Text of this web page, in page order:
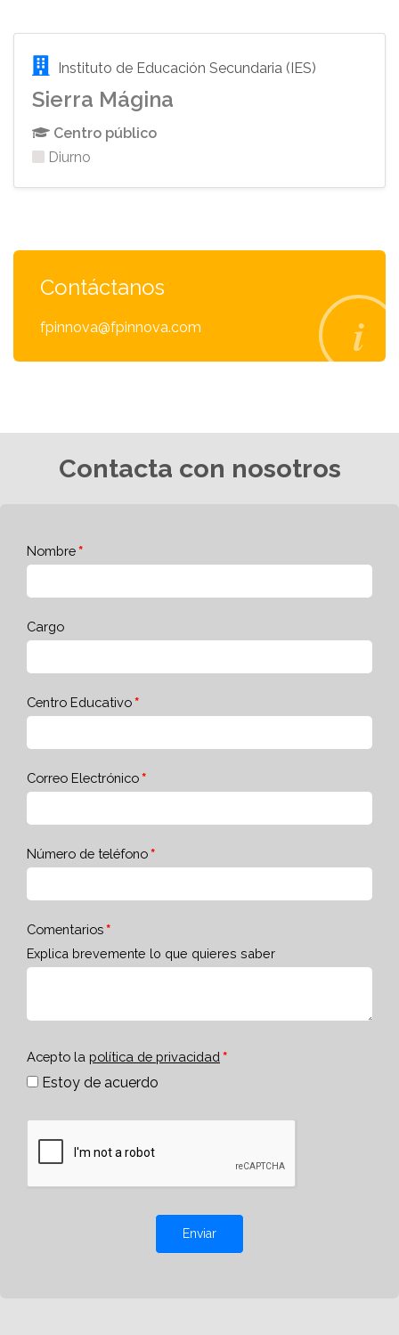
Instituto de Educación Secundaria (IES)
Sierra Mágina
Centro público
Diurno
Contáctanos
fpinnova@fpinnova.com
Contacta con nosotros
Nombre
Cargo
Centro Educativo
Correo Electrónico
Número de teléfono
Comentarios
Explica brevemente lo que quieres saber
Acepto la política de privacidad
Estoy de acuerdo
Enviar